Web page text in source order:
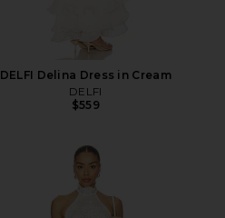
DELFI Delina Dress in Cream
DELFI
$559